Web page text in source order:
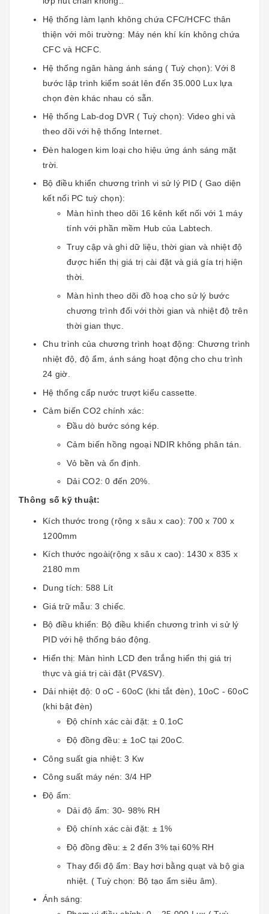
Hệ thống làm lạnh không chứa CFC/HCFC thân
thiện với môi trường: Máy nén khí kín không chứa
CFC và HCFC.
Hệ thống ngân hàng ánh sáng ( Tuỳ chọn): Với 8
bước lập trình kiểm soát lên đến 35.000 Lux lựa
chọn đèn khác nhau có sẵn.
Hệ thống Lab-dog DVR ( Tuỳ chọn): Video ghi và
theo dõi với hệ thống Internet.
Đèn halogen kim loại cho hiệu ứng ánh sáng mặt
trời.
Bộ điều khiển chương trình vi sử lý PID ( Gao diện
kết nối PC tuỳ chọn):
Màn hình theo dõi 16 kênh kết nối với 1 máy
tính với phần mềm Hub của Labtech.
Truy cập và ghi dữ liệu, thời gian và nhiệt độ
được hiển thị giá trị cài đặt và giá gía trị hiện
thời.
Màn hình theo dõi đồ hoạ cho sử lý bước
chương trình đối với thời gian và nhiệt độ trên
thời gian thực.
Chu trình của chương trình hoạt động: Chương trình
nhiệt độ, độ ẩm, ánh sáng hoạt động cho chu trình
24 giờ.
Hệ thống cấp nước trượt kiểu cassette.
Cảm biến CO2 chính xác:
Đầu dò bước sóng kép.
Cảm biến hồng ngoại NDIR không phân tán.
Vỏ bền và ổn định.
Dải CO2: 0 đến 20%.
Thông số kỹ thuật:
Kích thước trong (rộng x sâu x cao): 700 x 700 x
1200mm
Kích thước ngoài(rộng x sâu x cao): 1430 x 835 x
2180 mm
Dung tích: 588 Lít
Giá trữ mẫu: 3 chiếc.
Bộ điều khiển: Bộ điều khiển chương trình vi sử lý
PID với hệ thống báo động.
Hiển thị: Màn hình LCD đen trắng hiển thị giá trị
thực và giá trị cài đặt (PV&SV).
Dải nhiệt độ: 0 oC - 60oC (khi tắt đèn), 10oC - 60oC
(khi bật đèn)
Độ chính xác cài đặt: ± 0.1oC
Độ đồng đều: ± 1oC tại 20oC.
Công suất gia nhiệt: 3 Kw
Công suất máy nén: 3/4 HP
Độ ẩm:
Dải độ ẩm: 30- 98% RH
Độ chính xác cài đặt: ± 1%
Độ đồng đều: ± 2 đến 3% tại 60% RH
Thay đổi độ ẩm: Bay hơi bằng quạt và bộ gia
nhiệt. ( Tuỳ chọn: Bộ tạo ẩm siêu âm).
Ánh sáng: